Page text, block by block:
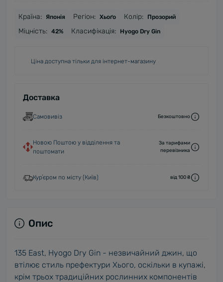
Країна: Японія Регіон: Хьоґо Колір: Прозорий
Міцність: 42% Класифікація: Hyogo Dry Gin
Ціна доступна тільки для інтернет-магазину
Доставка
Самовивіз Безкоштовно
Новою Поштою у відділення та
поштомати
За тарифами
перевізника
Курʼєром по місту (Київ) від 100 ₴
Опис
135 East, Hyogo Dry Gin - незвичайний джин, що
втілює стиль префектури Хього, оскільки в купажі,
крім трьох традиційних рослинних компонентів